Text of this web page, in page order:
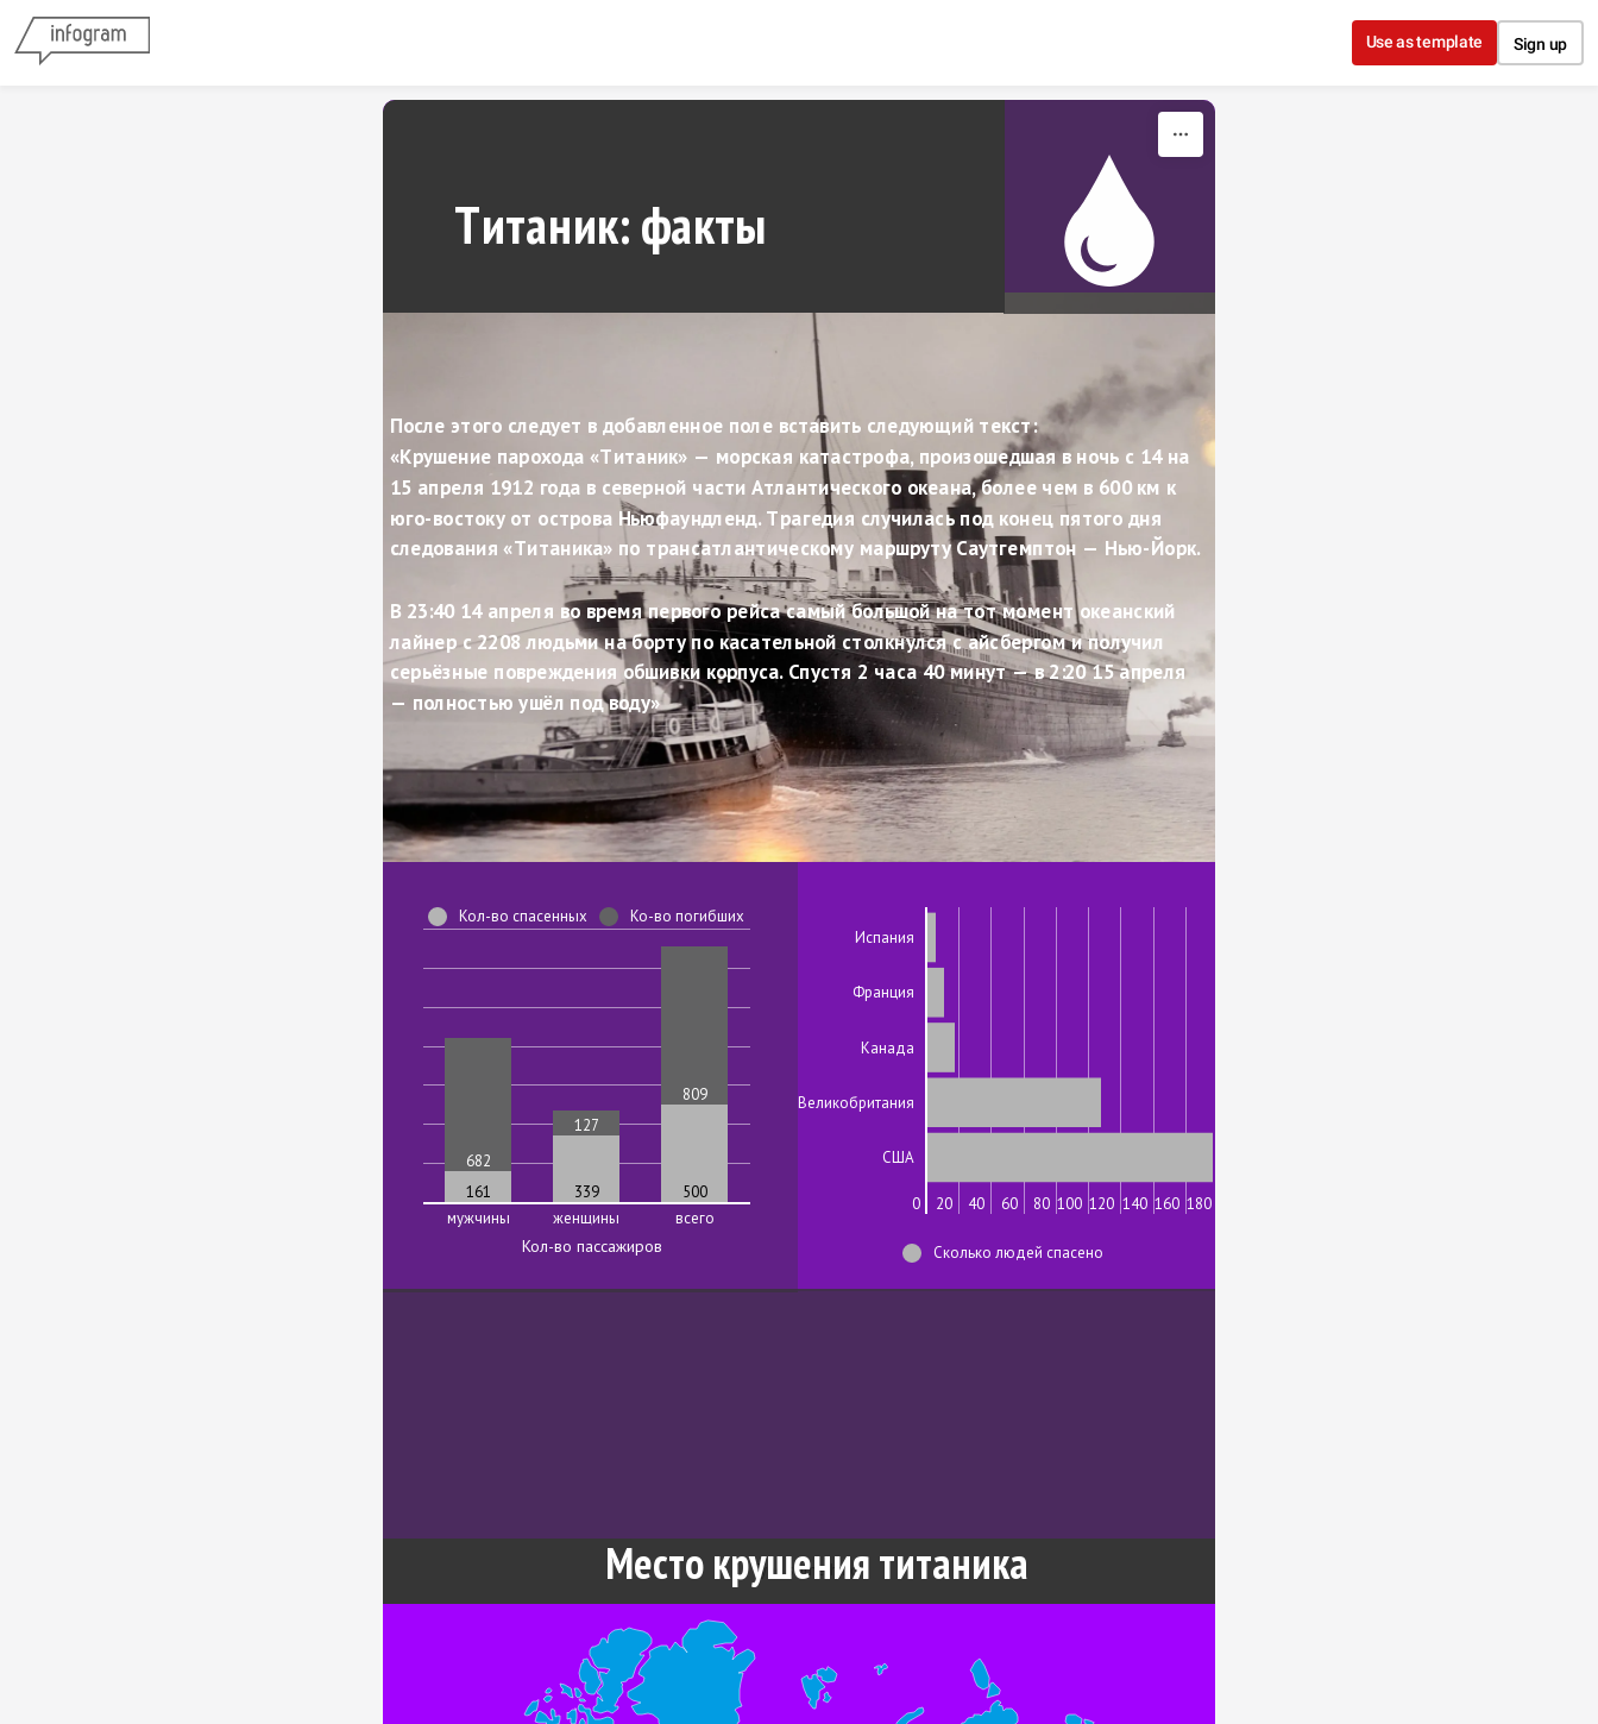
Use as template Sign up
Титаник: факты
После этого следует в добавленное поле вставить следующий текст:
«Крушение парохода «Титаник» — морская катастрофа, произошедшая в ночь с 14 на
15 апреля 1912 года в северной части Атлантического океана, более чем в 600 км к
юго-востоку от острова Ньюфаундленд. Трагедия случилась под конец пятого дня
следования «Титаника» по трансатлантическому маршруту Саутгемптон — Нью-Йорк.
В 23:40 14 апреля во время первого рейса самый большой на тот момент океанский
лайнер с 2208 людьми на борту по касательной столкнулся с айсбергом и получил
серьёзные повреждения обшивки корпуса. Спустя 2 часа 40 минут — в 2:20 15 апреля
— полностью ушёл под воду»
Кол-во спасенных Ко-во погибших
мужчины женщины всего
161
682
339
127
500
809
Кол-во пассажиров
Испания
Франция
Канада
Великобритания
США
0 20 40 60 80 100 120 140 160 180
Сколько людей спасено
Место крушения титаника
Type something